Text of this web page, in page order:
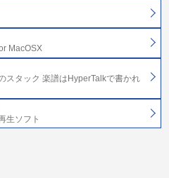
MacOSX
スタック 楽譜はHyperTalkで書かれ
生ソフト